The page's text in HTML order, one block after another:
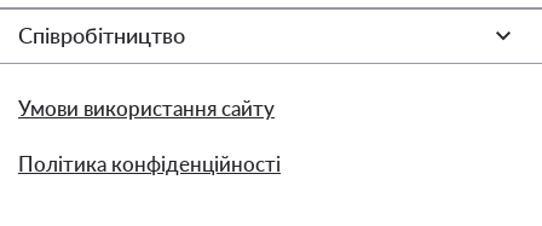
Співробітництво
Умови використання сайту
Політика конфіденційності